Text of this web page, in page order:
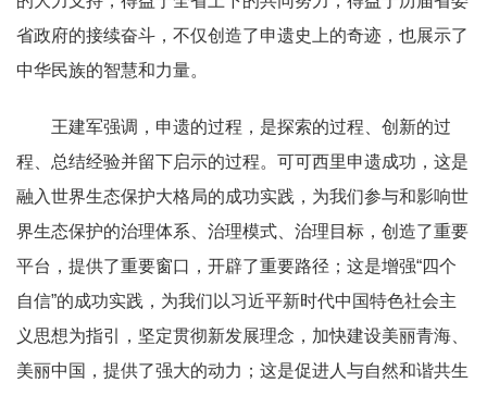
省政府的接续奋斗，不仅创造了申遗史上的奇迹，也展示了
中华民族的智慧和力量。
王建军强调，申遗的过程，是探索的过程、创新的过
程、总结经验并留下启示的过程。可可西里申遗成功，这是
融入世界生态保护大格局的成功实践，为我们参与和影响世
界生态保护的治理体系、治理模式、治理目标，创造了重要
平台，提供了重要窗口，开辟了重要路径；这是增强“四个
自信”的成功实践，为我们以习近平新时代中国特色社会主
义思想为指引，坚定贯彻新发展理念，加快建设美丽青海、
美丽中国，提供了强大的动力；这是促进人与自然和谐共生